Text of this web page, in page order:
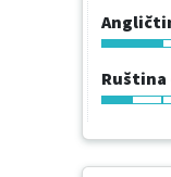
Ruština